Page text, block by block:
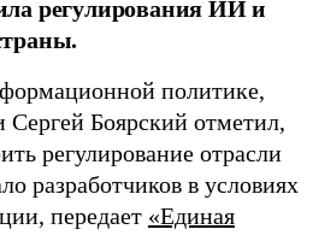
регулирования ИИ и
политике,
Боярский отметил,
регулирование отрасли
разработчиков в условиях
передает «Единая